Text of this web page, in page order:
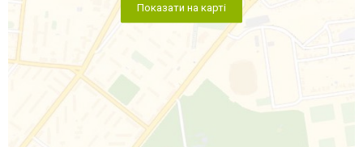
Показати на карті